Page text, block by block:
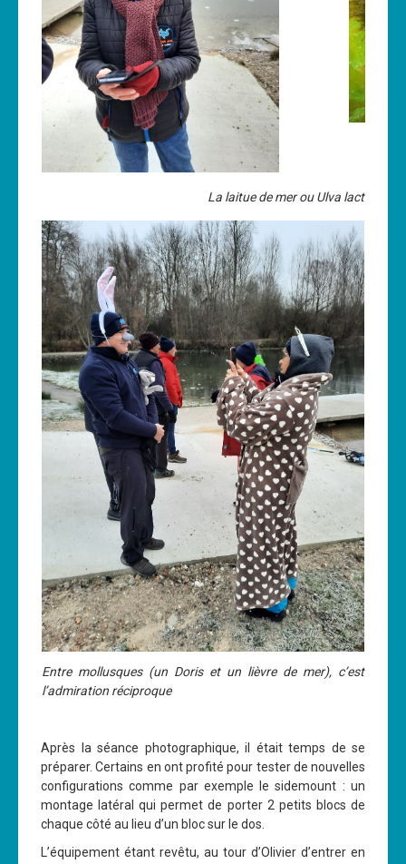
La laitue de mer ou Ulva lactua,
Entre mollusques (un Doris et un lièvre de mer), c’est
l’admiration réciproque
Après la séance photographique, il était temps de se
préparer. Certains en ont profité pour tester de nouvelles
configurations comme par exemple le sidemount : un
montage latéral qui permet de porter 2 petits blocs de
chaque côté au lieu d’un bloc sur le dos.
L’équipement étant revêtu, au tour d’Olivier d’entrer en